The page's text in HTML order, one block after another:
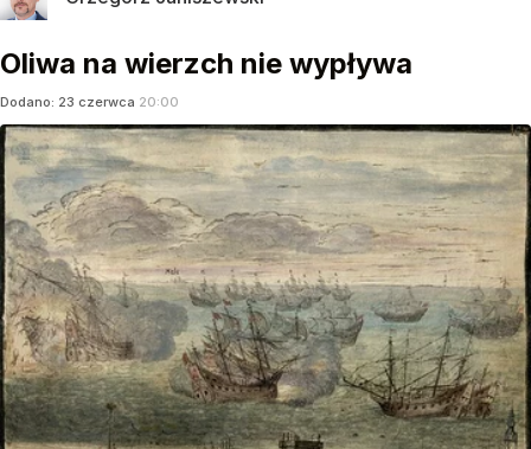
Oliwa na wierzch nie wypływa
Dodano: 23 czerwca 20:00